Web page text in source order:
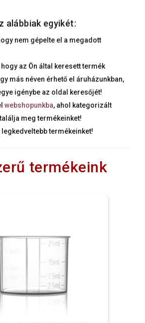
alábbiak egyikét:
nem gépelte el a megadott
hogy az Ön által keresett termék
más néven érhető el áruházunkban,
igénybe az oldal keresőjét!
webshopunkba, ahol kategorizált
meg termékeinket!
legkedveltebb termékeinket!
termékeink